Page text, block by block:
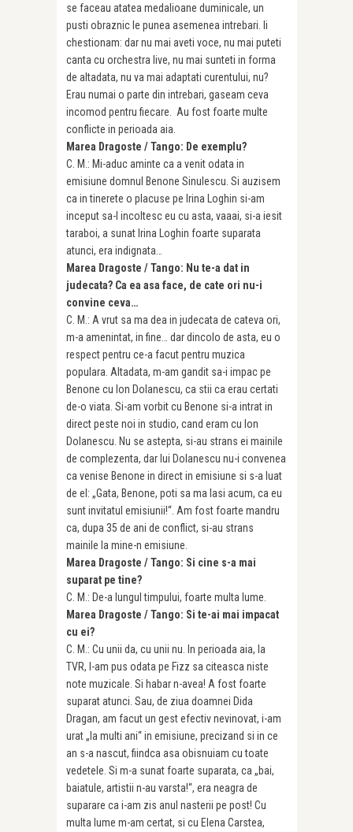
se faceau atatea medalioane duminicale, un
pusti obraznic le punea asemenea intrebari. Ii
chestionam: dar nu mai aveti voce, nu mai puteti
canta cu orchestra live, nu mai sunteti in forma
de altadata, nu va mai adaptati curentului, nu?
Erau numai o parte din intrebari, gaseam ceva
incomod pentru fiecare. Au fost foarte multe
conflicte in perioada aia.
Marea Dragoste / Tango: De exemplu?
C. M.: Mi-aduc aminte ca a venit odata in
emisiune domnul Benone Sinulescu. Si auzisem
ca in tinerete o placuse pe Irina Loghin si-am
inceput sa-l incoltesc eu cu asta, vaaai, si-a iesit
taraboi, a sunat Irina Loghin foarte suparata
atunci, era indignata…
Marea Dragoste / Tango: Nu te-a dat in
judecata? Ca ea asa face, de cate ori nu-i
convine ceva…
C. M.: A vrut sa ma dea in judecata de cateva ori,
m-a amenintat, in fine… dar dincolo de asta, eu o
respect pentru ce-a facut pentru muzica
populara. Altadata, m-am gandit sa-i impac pe
Benone cu Ion Dolanescu, ca stii ca erau certati
de-o viata. Si-am vorbit cu Benone si-a intrat in
direct peste noi in studio, cand eram cu Ion
Dolanescu. Nu se astepta, si-au strans ei mainile
de complezenta, dar lui Dolanescu nu-i convenea
ca venise Benone in direct in emisiune si s-a luat
de el: „Gata, Benone, poti sa ma lasi acum, ca eu
sunt invitatul emisiunii!“. Am fost foarte mandru
ca, dupa 35 de ani de conflict, si-au strans
mainile la mine-n emisiune.
Marea Dragoste / Tango: Si cine s-a mai
suparat pe tine?
C. M.: De-a lungul timpului, foarte multa lume.
Marea Dragoste / Tango: Si te-ai mai impacat
cu ei?
C. M.: Cu unii da, cu unii nu. In perioada aia, la
TVR, l-am pus odata pe Fizz sa citeasca niste
note muzicale. Si habar n-avea! A fost foarte
suparat atunci. Sau, de ziua doamnei Dida
Dragan, am facut un gest efectiv nevinovat, i-am
urat „la multi ani“ in emisiune, precizand si in ce
an s-a nascut, fiindca asa obisnuiam cu toate
vedetele. Si m-a sunat foarte suparata, ca „bai,
baiatule, artistii n-au varsta!“, era neagra de
suparare ca i-am zis anul nasterii pe post! Cu
multa lume m-am certat, si cu Elena Carstea,